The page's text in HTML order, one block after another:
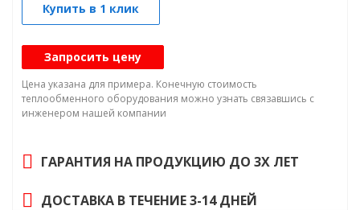
Купить в 1 клик
Запросить цену
Цена указана для примера. Конечную стоимость
теплообменного оборудования можно узнать связавшись с
инженером нашей компании
ГАРАНТИЯ НА ПРОДУКЦИЮ ДО 3Х ЛЕТ
ДОСТАВКА В ТЕЧЕНИЕ 3-14 ДНЕЙ